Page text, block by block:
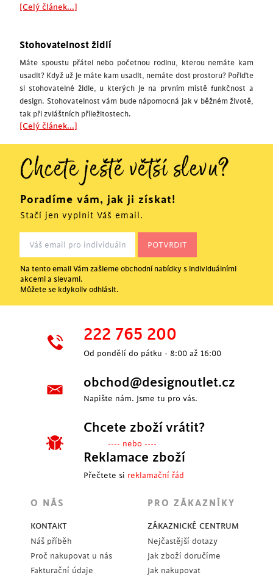
[Celý článek...]
Stohovatelnost židlí
Máte spoustu přátel nebo početnou rodinu, kterou nemáte kam
usadit? Když už je máte kam usadit, nemáte dost prostoru? Pořiďte
si stohovatelné židle, u kterých je na prvním místě funkčnost a
design. Stohovatelnost vám bude nápomocná jak v běžném životě,
tak při zvláštních příležitostech.
[Celý článek...]
Chcete ještě větší slevu?
Poradíme vám, jak ji získat!
Stačí jen vyplnit Váš email.
Na tento email Vám zašleme obchodní nabídky s individuálními
akcemi a slevami.
Můžete se kdykoliv odhlásit.
222 765 200
Od pondělí do pátku - 8:00 až 16:00
obchod@designoutlet.cz
Napište nám. Jsme tu pro vás.
Chcete zboží vrátit?
---- nebo ----
Reklamace zboží
Přečtete si reklamační řád
O NÁS
KONTAKT
Náš příběh
Proč nakupovat u nás
Fakturační údaje
PRO ZÁKAZNÍKY
ZÁKAZNICKÉ CENTRUM
Nejčastější dotazy
Jak zboží doručíme
Jak nakupovat